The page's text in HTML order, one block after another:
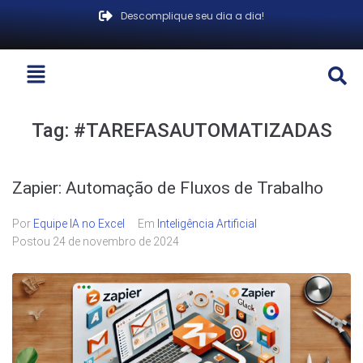
Descomplique seu dia a dia!
Tag: #TAREFASAUTOMATIZADAS
Zapier: Automação de Fluxos de Trabalho
Por Equipe IA no Excel Em Inteligência Artificial
Postou 24 de novembro de 2024